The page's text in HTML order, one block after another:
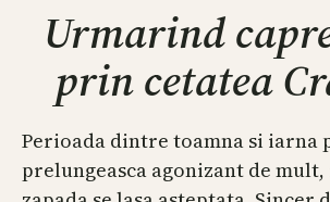
Urmarind
prin cetatea
Perioada dintre toamna si iarna
prelungeasca agonizant de